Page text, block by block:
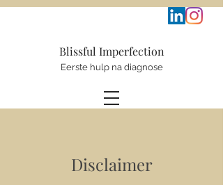
Blissful Imperfection
Eerste hulp na diagnose
Disclaimer